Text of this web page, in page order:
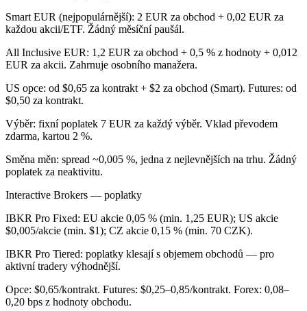
Smart EUR (nejpopulárnější): 2 EUR za obchod + 0,02 EUR za
každou akcii/ETF. Žádný měsíční paušál.
All Inclusive EUR: 1,2 EUR za obchod + 0,5 % z hodnoty + 0,012
EUR za akcii. Zahrnuje osobního manažera.
US opce: od $0,65 za kontrakt + $2 za obchod (Smart). Futures: od
$0,50 za kontrakt.
Výběr: fixní poplatek 7 EUR za každý výběr. Vklad převodem
zdarma, kartou 2 %.
Směna měn: spread ~0,005 %, jedna z nejlevnějších na trhu. Žádný
poplatek za neaktivitu.
Interactive Brokers — poplatky
IBKR Pro Fixed: EU akcie 0,05 % (min. 1,25 EUR); US akcie
$0,005/akcie (min. $1); CZ akcie 0,15 % (min. 70 CZK).
IBKR Pro Tiered: poplatky klesají s objemem obchodů — pro
aktivní tradery výhodnější.
Opce: $0,65/kontrakt. Futures: $0,25–0,85/kontrakt. Forex: 0,08–
0,20 bps z hodnoty obchodu.